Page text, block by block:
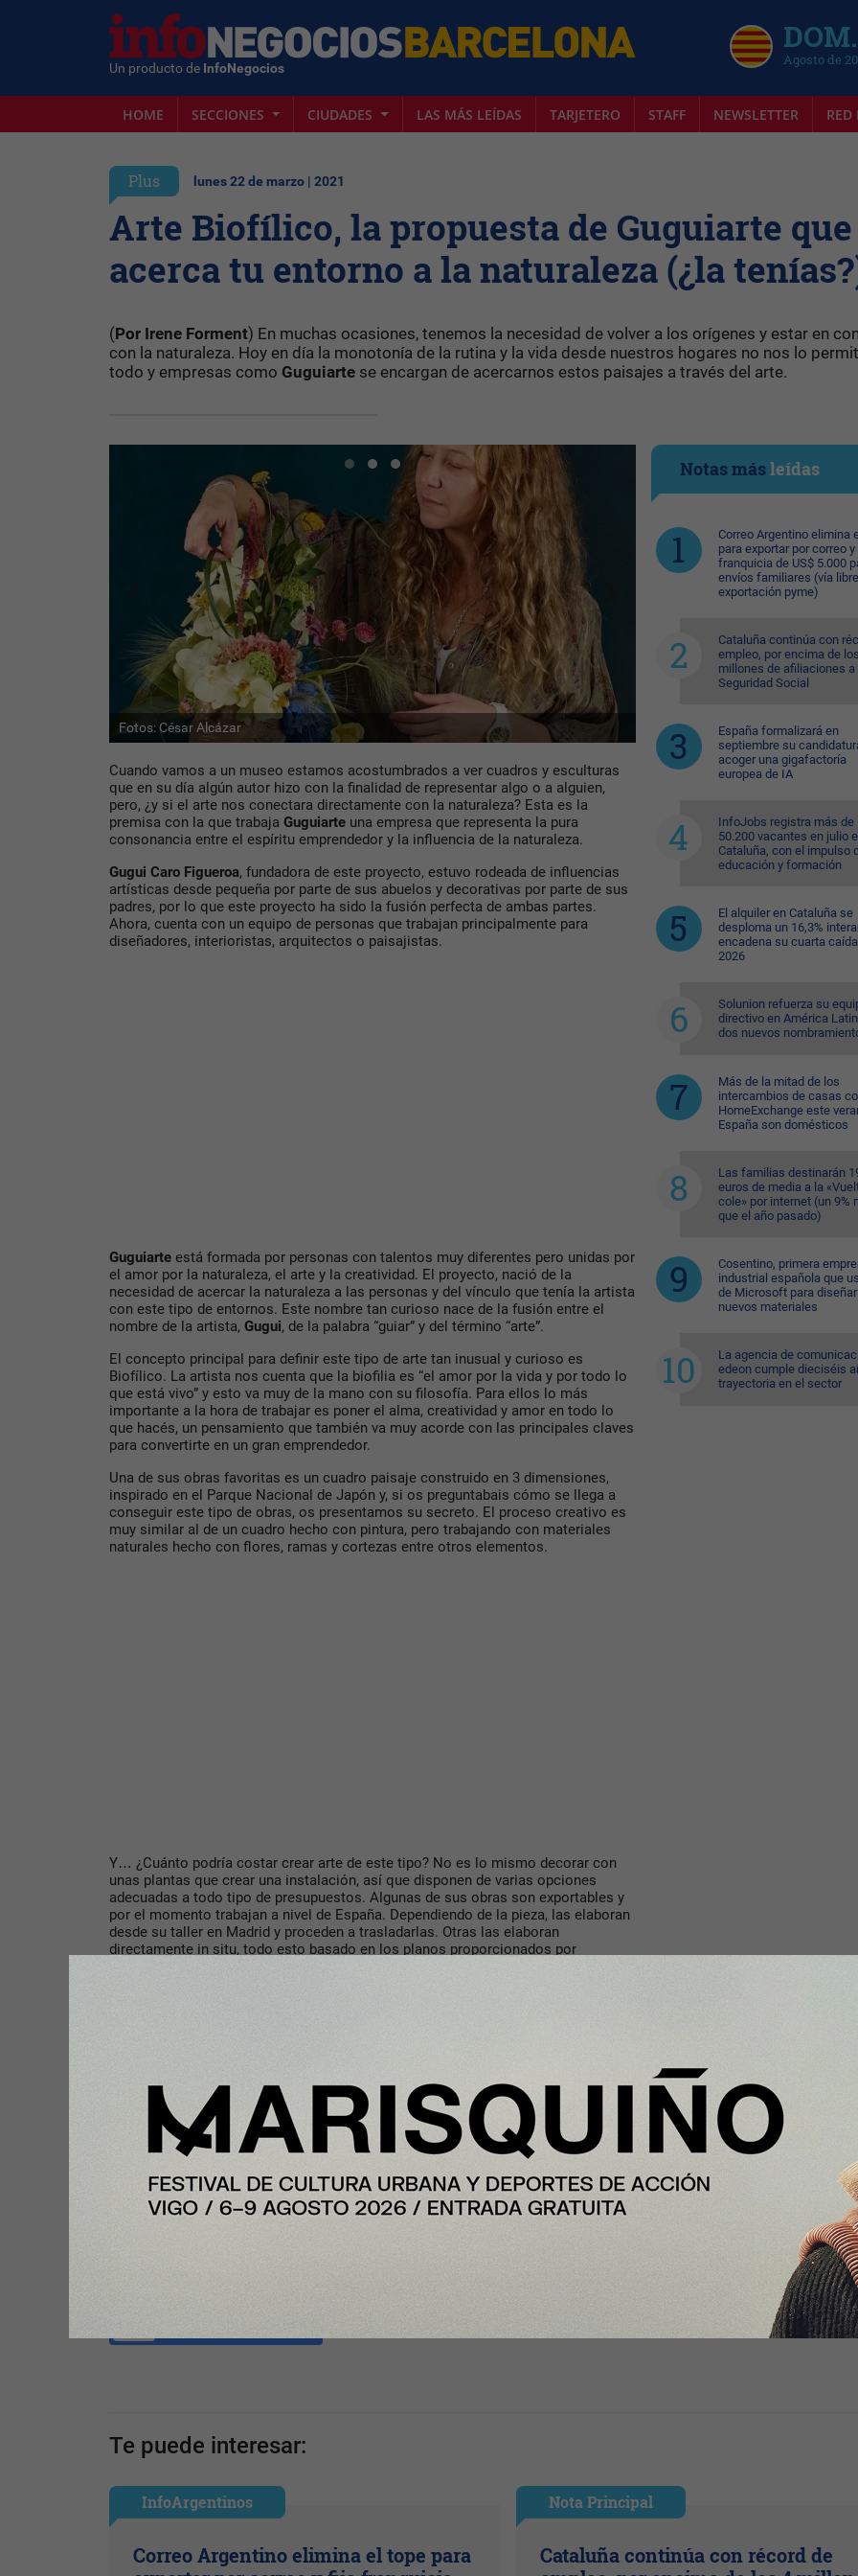
Un producto de InfoNegocios Agosto de
HOME SECCIONES CIUDADES LAS MÁS LEÍDAS TARJETERO STAFF NEWSLETTER RED
Plus lunes 22 de marzo | 2021
Arte Biofílico, la propuesta de Guguiarte que
acerca tu entorno a la naturaleza (¿la
(Por Irene Forment) En muchas ocasiones, tenemos la necesidad de volver a los orígenes y estar en
con la naturaleza. Hoy en día la monotonía de la rutina y la vida desde nuestros hogares no nos lo
todo y empresas como Guguiarte se encargan de acercarnos estos paisajes a través del arte.
Fotos: César Alcázar Fotos: César Alcázar
Cuando vamos a un museo estamos acostumbrados a ver cuadros y esculturas
que en su día algún autor hizo con la finalidad de representar algo o a alguien,
pero, ¿y si el arte nos conectara directamente con la naturaleza? Esta es la
premisa con la que trabaja Guguiarte una empresa que representa la pura
consonancia entre el espíritu emprendedor y la influencia de la naturaleza.
Gugui Caro Figueroa, fundadora de este proyecto, estuvo rodeada de influencias
artísticas desde pequeña por parte de sus abuelos y decorativas por parte de sus
padres, por lo que este proyecto ha sido la fusión perfecta de ambas partes.
Ahora, cuenta con un equipo de personas que trabajan principalmente para
diseñadores, interioristas, arquitectos o paisajistas.
Guguiarte está formada por personas con talentos muy diferentes pero unidas por
el amor por la naturaleza, el arte y la creatividad. El proyecto, nació de la
necesidad de acercar la naturaleza a las personas y del vínculo que tenía la artista
con este tipo de entornos. Este nombre tan curioso nace de la fusión entre el
nombre de la artista, Gugui, de la palabra “guiar” y del término “arte”.
El concepto principal para definir este tipo de arte tan inusual y curioso es
Biofílico. La artista nos cuenta que la biofilia es “el amor por la vida y por todo lo
que está vivo” y esto va muy de la mano con su filosofía. Para ellos lo más
importante a la hora de trabajar es poner el alma, creatividad y amor en todo lo
que hacés, un pensamiento que también va muy acorde con las principales claves
para convertirte en un gran emprendedor.
Una de sus obras favoritas es un cuadro paisaje construido en 3 dimensiones,
inspirado en el Parque Nacional de Japón y, si os preguntabais cómo se llega a
conseguir este tipo de obras, os presentamos su secreto. El proceso creativo es
muy similar al de un cuadro hecho con pintura, pero trabajando con materiales
naturales hecho con flores, ramas y cortezas entre otros elementos.
Y… ¿Cuánto podría costar crear arte de este tipo? No es lo mismo decorar con
unas plantas que crear una instalación, así que disponen de varias opciones
adecuadas a todo tipo de presupuestos. Algunas de sus obras son exportables y
por el momento trabajan a nivel de España. Dependiendo de la pieza, las elaboran
desde su taller en Madrid y proceden a trasladarlas. Otras las elaboran
directamente in situ, todo esto basado en los planos proporcionados por
donde un singular espacio de Madrid da cabida a medio centenar de rincones
Sin duda, es una muy buena forma de llevar la naturaleza a nuestros espacios.
¿Apostaríais por este tipo de arte en vuestros entornos?
Compartir con tus amigos de
Tu opinión enriquece este artículo:
Ingresar con Google
Notas másleídas
Correo Argentino elimina
para exportar por correo
franquicia de US$ 5.000
envíos familiares (vía
exportación pyme)
Cataluña continúa con
empleo, por encima de
millones de afiliaciones a
Seguridad Social
España formalizará en
septiembre su
acoger una gigafactoría
europea de IA
InfoJobs registra más de
50.200 vacantes en julio
Cataluña, con el impulso
educación y formación
El alquiler en Cataluña se
desploma un 16,3%
encadena su cuarta
2026
Solunion refuerza su
directivo en América
dos nuevos
Más de la mitad de los
intercambios de casas
HomeExchange este
España son domésticos
Las familias destinarán
euros de media a la
cole» por internet (un 9%
que el año pasado)
Cosentino, primera
industrial española que
de Microsoft para diseñar
nuevos materiales
La agencia de
edeon cumple dieciséis
trayectoria en el sector
Te puede interesar:
InfoArgentinos
Correo Argentino elimina el tope para
Nota Principal
Cataluña continúa con récord de